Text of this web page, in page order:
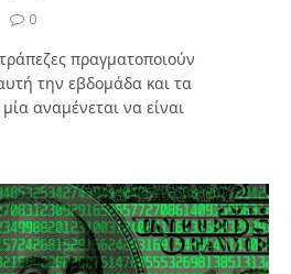
0
πραγματοποιούν
την εβδομάδα και τα
αναμένεται να είναι